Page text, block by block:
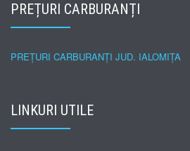
PREȚURI CARBURANȚI
PREȚURI CARBURANȚI JUD. IALOMIȚA
LINKURI UTILE